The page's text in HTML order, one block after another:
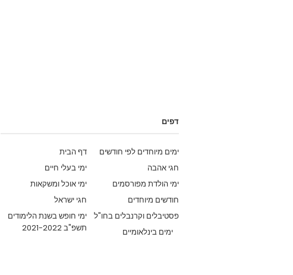
דפים
דף הבית
ימים מיוחדים לפי חודשים
ימי בעלי חיים
חגי אהבה
ימי אוכל ומשקאות
ימי הולדת מפורסמים
חגי ישראל
חודשים מיוחדים
ימי חופש בשנת הלימודים
תשפ"ב 2021-2022
פסטיבלים וקרנבלים בחו"ל
ימים בינלאומיים